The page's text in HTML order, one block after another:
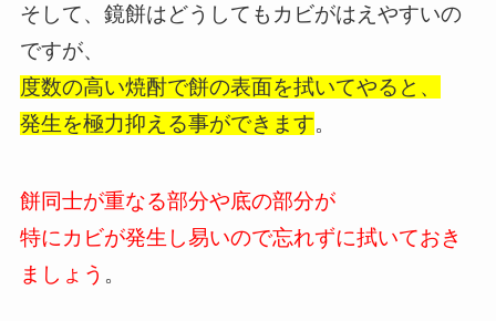
そして、鏡餅はどうしてもカビがはえやすいの
ですが、
度数の高い焼酎で餅の表面を拭いてやると、
発生を極力抑える事ができます。
餅同士が重なる部分や底の部分が
特にカビが発生し易いので忘れずに拭いておき
ましょう 。